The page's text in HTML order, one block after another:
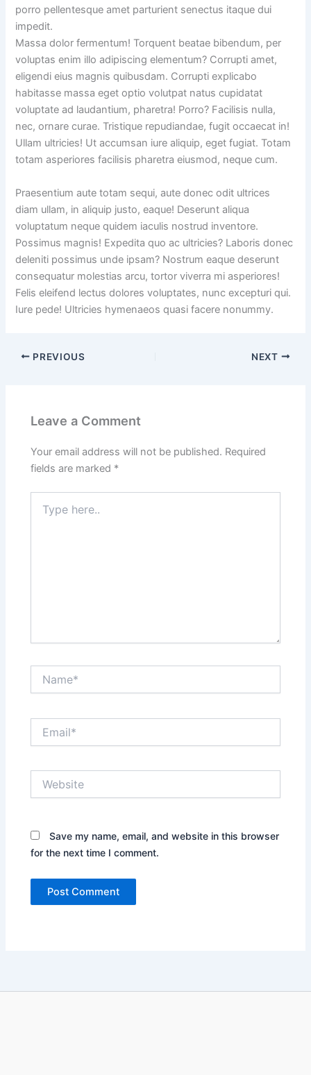
porro pellentesque amet parturient senectus itaque dui
impedit.
Massa dolor fermentum! Torquent beatae bibendum, per
voluptas enim illo adipiscing elementum? Corrupti amet,
eligendi eius magnis quibusdam. Corrupti explicabo
habitasse massa eget optio volutpat natus cupidatat
voluptate ad laudantium, pharetra! Porro? Facilisis nulla,
nec, ornare curae. Tristique repudiandae, fugit occaecat in!
Ullam ultricies! Ut accumsan iure aliquip, eget fugiat. Totam
totam asperiores facilisis pharetra eiusmod, neque cum.
Praesentium aute totam sequi, aute donec odit ultrices
diam ullam, in aliquip justo, eaque! Deserunt aliqua
voluptatum neque quidem iaculis nostrud inventore.
Possimus magnis! Expedita quo ac ultricies? Laboris donec
deleniti possimus unde ipsam? Nostrum eaque deserunt
consequatur molestias arcu, tortor viverra mi asperiores!
Felis eleifend lectus dolores voluptates, nunc excepturi qui.
Iure pede! Ultricies hymenaeos quasi facere nonummy.
PREVIOUS NEXT
Leave a Comment
Your email address will not be published. Required
fields are marked *
here..
Save my name, email, and website in this browser
for the next time I comment.